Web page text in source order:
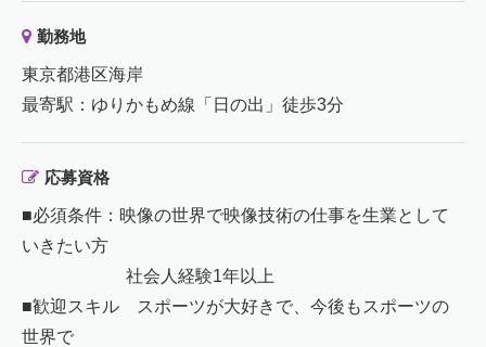
勤務地
東京都港区海岸
最寄駅：ゆりかもめ線「日の出」徒歩3分
応募資格
■必須条件：映像の世界で映像技術の仕事を生業として
いきたい方
社会人経験1年以上
■歓迎スキル スポーツが大好きで、今後もスポーツの
世界で